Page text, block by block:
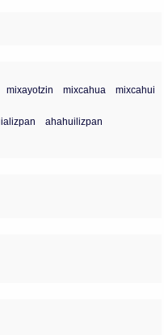
mixayotzin mixcahua
mixcahui
ahahuilizpan